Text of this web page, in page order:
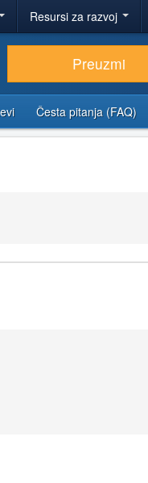
Resursi za razvoj
Preuzmi
Česta pitanja (FAQ)